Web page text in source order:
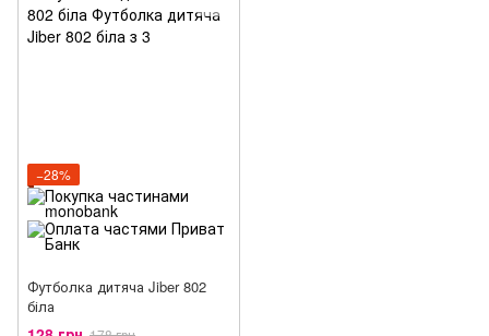
−28%
Футболка дитяча Jiber 802
біла